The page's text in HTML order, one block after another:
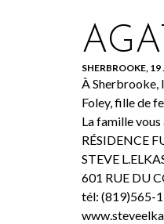
SHERBROOKE,
À Sherbrooke,
Foley, fille de
La famille
RÉSIDENCE
STEVE
601 RUE DU
tél: (819)565-